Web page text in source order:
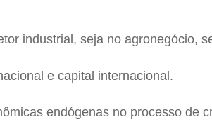
industrial, seja no agronegócio,
e capital internacional.
endógenas no processo de